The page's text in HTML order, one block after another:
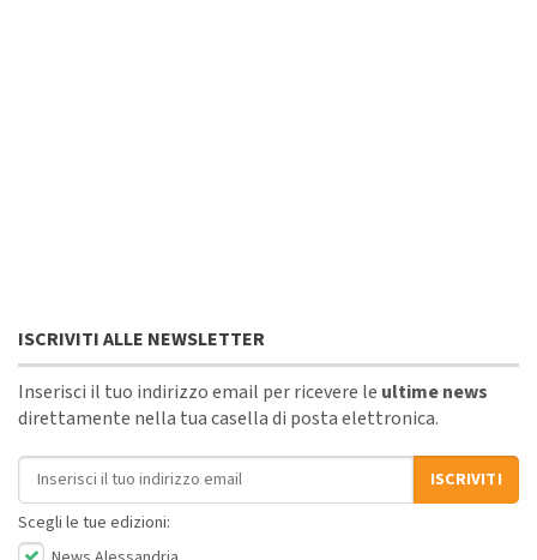
ISCRIVITI ALLE NEWSLETTER
Inserisci il tuo indirizzo email per ricevere le ultime news
direttamente nella tua casella di posta elettronica.
Indirizzo email
ISCRIVITI
Scegli le tue edizioni: